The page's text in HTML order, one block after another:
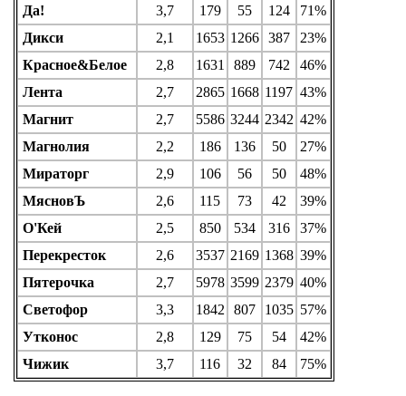
Да!
3,7 179 55 124
71%
Дикси
2,1 1653 1266 387
23%
Красное&Белое
2,8 1631 889 742
46%
Лента
2,7 2865 1668 1197 43%
Магнит
2,7 5586 3244 2342 42%
Магнолия
2,2 186 136 50
27%
Мираторг
2,9 106 56 50
48%
МясновЪ
2,6 115 73 42
39%
О'Кей
2,5 850 534 316
37%
Перекресток
2,6 3537 2169 1368 39%
Пятерочка
2,7 5978 3599 2379 40%
Светофор
3,3 1842 807 1035 57%
Утконос
2,8 129 75 54
42%
Чижик
3,7 116 32 84 75%